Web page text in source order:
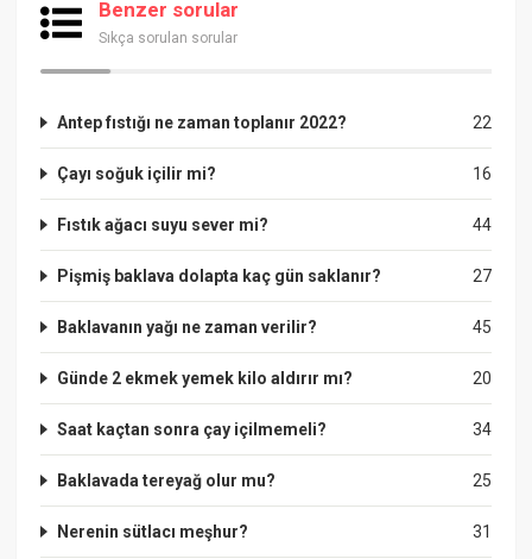
Benzer sorular
Sıkça sorulan sorular
22
Antep fıstığı ne zaman toplanır 2022?
16
Çayı soğuk içilir mi?
44
Fıstık ağacı suyu sever mi?
27
Pişmiş baklava dolapta kaç gün saklanır?
45
Baklavanın yağı ne zaman verilir?
20
Günde 2 ekmek yemek kilo aldırır mı?
34
Saat kaçtan sonra çay içilmemeli?
25
Baklavada tereyağ olur mu?
31
Nerenin sütlacı meşhur?